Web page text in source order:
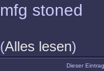
mfg stoned
(Alles lesen)
Dieser